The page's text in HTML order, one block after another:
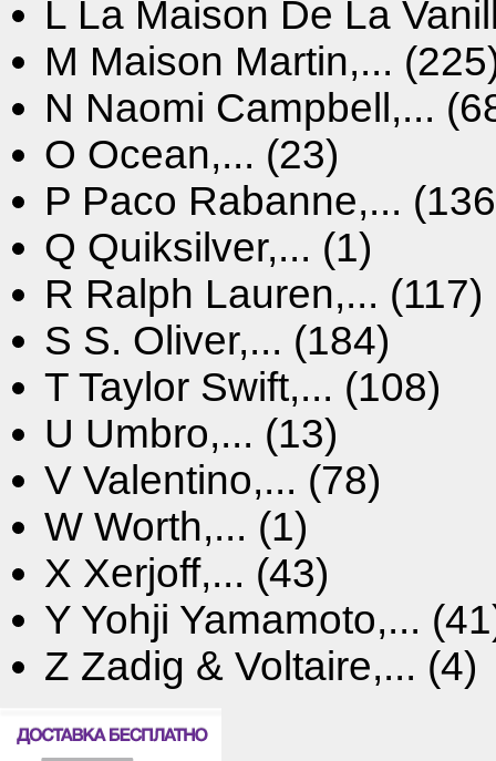
L La Maison De La
M Maison Martin,...
N Naomi Campbell,...
O Ocean,... (23)
P Paco Rabanne,...
Q Quiksilver,... (1)
R Ralph Lauren,... (117)
S S. Oliver,... (184)
T Taylor Swift,... (108)
U Umbro,... (13)
V Valentino,... (78)
W Worth,... (1)
X Xerjoff,... (43)
Y Yohji Yamamoto,...
Z Zadig & Voltaire,... (4)